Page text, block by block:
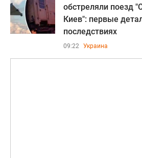
обстреляли поезд
Киев": первые
последствиях
09:22 Украина